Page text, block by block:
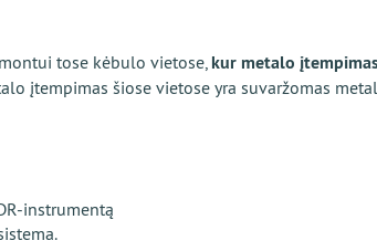
tose kėbulo vietose, kur metalo
įtempimas šiose vietose yra suvaržomas
instrumentą